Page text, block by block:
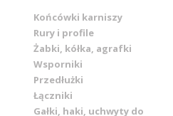
Końcówki karniszy
Rury i profile
Żabki, kółka, agrafki
Wsporniki
Przedłużki
Łączniki
Gałki, haki, uchwyty do